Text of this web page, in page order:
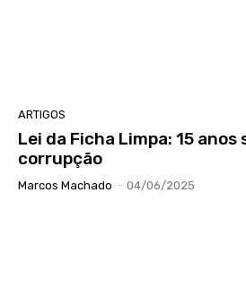
ARTIGOS
Lei da Ficha Limpa: 15 anos
corrupção
Marcos Machado - 04/06/2025